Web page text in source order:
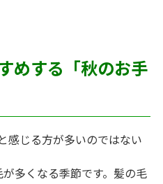
めする「秋のお手
感じる方が多いのではない
多くなる季節です。髪の毛